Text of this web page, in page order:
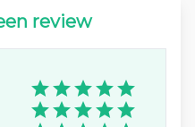
review